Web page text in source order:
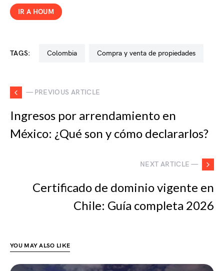
IR A HOUM
TAGS: colombia compra y venta de propiedades
— PREVIOUS ARTICLE
Ingresos por arrendamiento en
México: ¿Qué son y cómo declararlos?
NEXT ARTICLE —
Certificado de dominio vigente en
Chile: Guía completa 2026
YOU MAY ALSO LIKE